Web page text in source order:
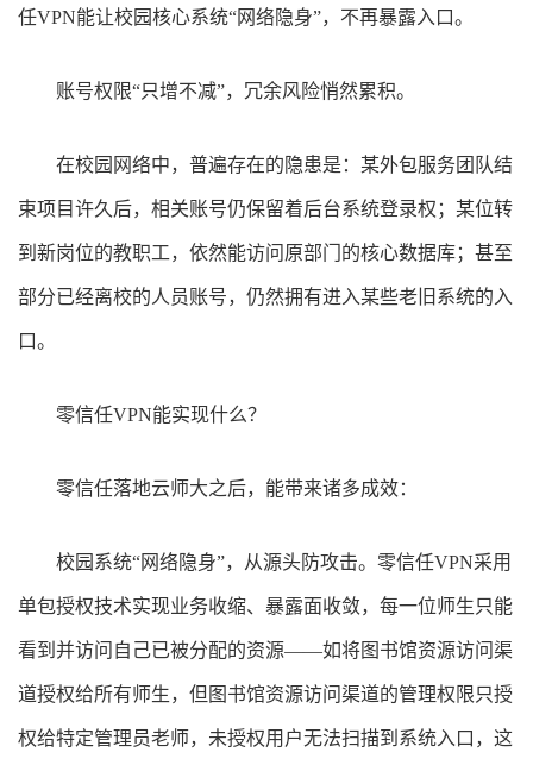
任VPN能让校园核心系统“网络隐身”，不再暴露入口。
账号权限“只增不减”，冗余风险悄然累积。
在校园网络中，普遍存在的隐患是：某外包服务团队结
束项目许久后，相关账号仍保留着后台系统登录权；某位转
到新岗位的教职工，依然能访问原部门的核心数据库；甚至
部分已经离校的人员账号，仍然拥有进入某些老旧系统的入
口。
零信任VPN能实现什么？
零信任落地云师大之后，能带来诸多成效：
校园系统“网络隐身”，从源头防攻击。零信任VPN采用
单包授权技术实现业务收缩、暴露面收敛，每一位师生只能
看到并访问自己已被分配的资源——如将图书馆资源访问渠
道授权给所有师生，但图书馆资源访问渠道的管理权限只授
权给特定管理员老师，未授权用户无法扫描到系统入口，这